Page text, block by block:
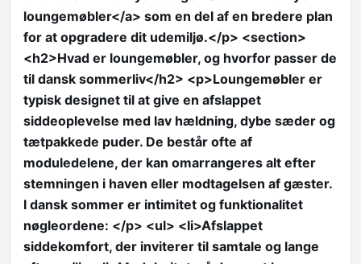
loungemøbler</a> som en del af en bredere plan
for at opgradere dit udemiljø.</p> <section>
<h2>Hvad er loungemøbler, og hvorfor passer de
til dansk sommerliv</h2> <p>Loungemøbler er
typisk designet til at give en afslappet
siddeoplevelse med lav hældning, dybe sæder og
tætpakkede puder. De består ofte af
moduledelene, der kan omarrangeres alt efter
stemningen i haven eller modtagelsen af gæster.
I dansk sommer er intimitet og funktionalitet
nøgleordene: </p> <ul> <li>Afslappet
siddekomfort, der inviterer til samtale og lange